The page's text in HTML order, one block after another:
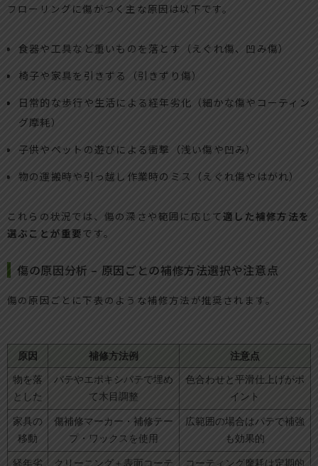
フローリングに傷がつく主な原因は以下です。
食器や工具など重いものを落とす（えぐれ傷、凹み傷）
椅子や家具を引きずる（引きずり傷）
日常的な歩行や生活による経年劣化（細かな傷やコーティン
グ摩耗）
子供やペットの遊びによる衝撃（浅い傷や凹み）
物の運搬時や引っ越し作業時のミス（えぐれ傷やはがれ）
これらの状況では、傷の深さや範囲に応じて適した補修方法を
選ぶことが重要です。
傷の原因分析 – 原因ごとの補修方法選択や注意点
傷の原因ごとに下表のような補修方法が推奨されます。
原因 補修方法例 注意点
物を落
とした
パテやエポキシパテで埋め
て木目調整
色合わせと平滑仕上げがポ
イント
家具の
移動
傷補修マーカー・補修テー
プ・ワックスを使用
広範囲の場合はパテで補強
も効果的
経年劣 クリーニング＋表面コーテ コーティング摩耗は定期的